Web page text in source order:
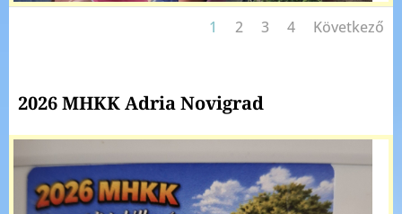
1 2 3 4 Következő
2026 MHKK Adria Novigrad